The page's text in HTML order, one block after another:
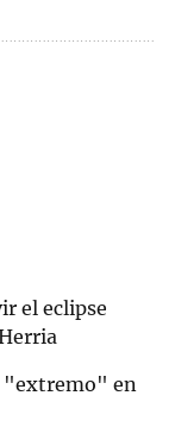
el eclipse
"extremo" en